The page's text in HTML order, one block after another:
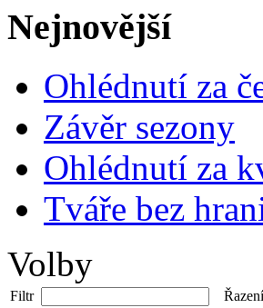
Nejnovější
Ohlédnutí za
Závěr sezony
Ohlédnutí za
Tváře bez
Volby
Filtr